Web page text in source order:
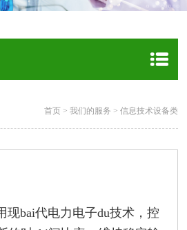
首页> 我们的服务 > 信息技术设备类
bai代电力电子du技术，控